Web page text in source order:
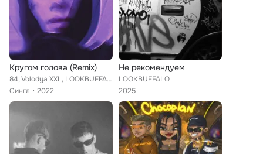
Кругом голова (Remix)
84, Volodya XXL, LOOKBUFFALO
Сингл
2022
Не рекомендуем
LOOKBUFFALO
2025